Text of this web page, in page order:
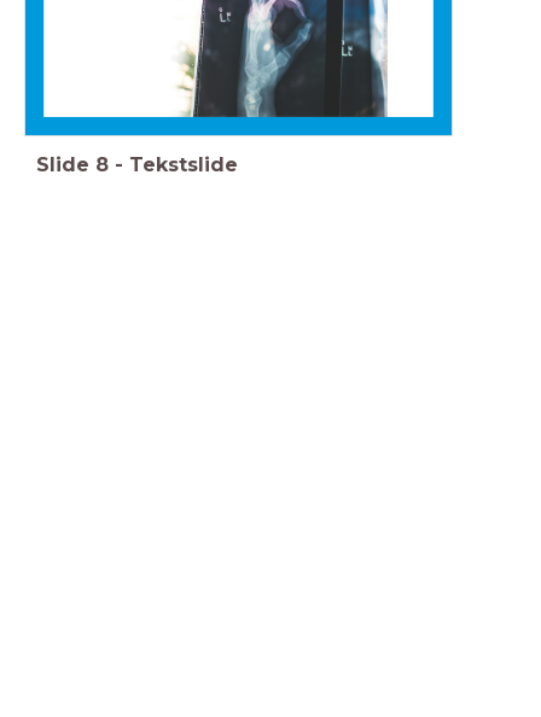
Slide 8 - Tekstslide